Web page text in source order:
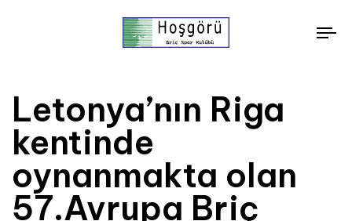
Letonya’nın Riga
kentinde
oynanmakta olan
57.Avrupa Briç